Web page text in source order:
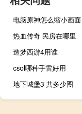
电脑原神怎么缩小画面
热血传奇 民房在哪里
造梦西游4用谁
csol哪种手雷好用
地下城堡3 共多少图